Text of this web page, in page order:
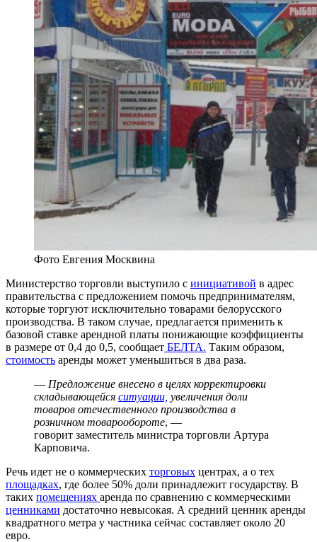
Фото Евгения Москвина
Министерство торговли выступило с инициативой в адрес
правительства с предложением помочь предпринимателям,
которые торгуют исключительно товарами белорусского
производства. В таком случае, предлагается применить к
базовой ставке арендной платы понижающие коэффициенты
в размере от 0,4 до 0,5, сообщает БЕЛТА. Таким образом,
стоимость аренды может уменьшиться в два раза.
— Предложение внесено в целях корректировки
складывающейся ситуации, увеличения доли
товаров отечественного производства в
розничном товарообороте, —
говорит заместитель министра торговли Артура
Карповича.
Речь идет не о коммерческих торговых центрах, а о тех
площадках, где более 50% доли принадлежит государству. В
таких помещениях аренда по сравнению с коммерческими
ценниками достаточно невысокая. А средний ценник аренды
квадратного метра у частника сейчас составляет около 20
евро.